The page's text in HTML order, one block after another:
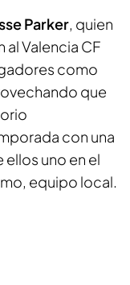
Parker, quien
Valencia CF
como
que
con una
uno en el
equipo local.